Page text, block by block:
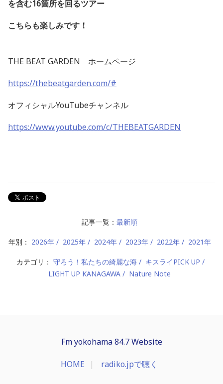
を含む16箇所を回るツアー
こちらも楽しみです！
THE BEAT GARDEN ホームページ
https://thebeatgarden.com/#
オフィシャルYouTubeチャンネル
https://www.youtube.com/c/THEBEATGARDEN
記事一覧： 最新順
年別： 2026年 2025年 2024年 2023年 2022年 2021年
カテゴリ： 守ろう！私たちの綺麗な海
キスライPICK UP
LIGHT UP KANAGAWA
Nature Note
Fm yokohama 84.7 Website
HOME radiko.jpで聴く